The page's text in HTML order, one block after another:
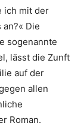
ich mit der
Die
sogenannte
lässt die Zunft
auf der
allen
Roman.